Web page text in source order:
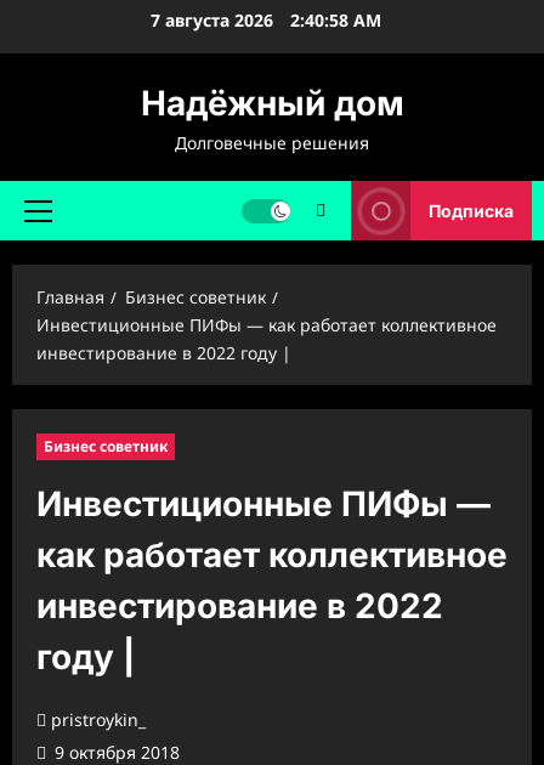
7 августа 2026 2:40:59 AM
Надёжный дом
Долговечные решения
Основное
Подписка
Главная
Бизнес советник
Инвестиционные ПИФы — как работает коллективное
инвестирование в 2022 году |
Бизнес советник
Инвестиционные ПИФы —
как работает коллективное
инвестирование в 2022
году |
pristroykin_
9 октября 2018